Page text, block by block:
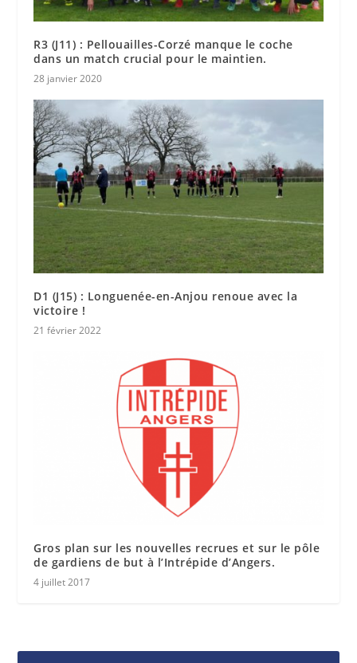
R3 (J11) : Pellouailles-Corzé manque le coche
dans un match crucial pour le maintien.
28 janvier 2020
D1 (J15) : Longuenée-en-Anjou renoue avec la
victoire !
21 février 2022
Gros plan sur les nouvelles recrues et sur le pôle
de gardiens de but à l’Intrépide d’Angers.
4 juillet 2017